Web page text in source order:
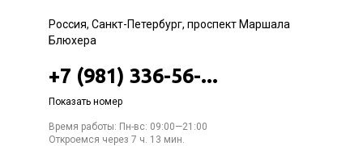
Россия, Санкт-Петербург, проспект Маршала
Блюхера
+7 (981) 336-56-...
Показать номер
Время работы: Пн-вс: 09:00—21:00
Откроемся через 7 ч. 13 мин.